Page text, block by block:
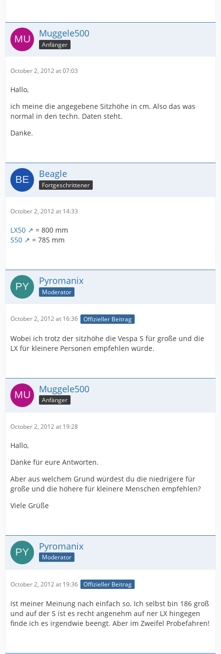
Muggele500
Anfänger
October 2, 2012 at 07:03
Hallo,
ich meine die angegebene Sitzhöhe in cm. Also das was
normal in den techn. Daten steht.
Danke.
Beagle
Fortgeschrittener
October 2, 2012 at 14:33
LX50
= 800 mm
S50
= 785 mm
Pyromanix
Moderator
October 2, 2012 at 16:36 Offizieller Beitrag
Wobei ich trotz der sitzhöhe die Vespa S für große und die
LX für kleinere Personen empfehlen würde.
Muggele500
Anfänger
October 2, 2012 at 19:28
Hallo,
Danke für eure Antworten.
Aber aus welchem Grund würdest du die niedrigere für
große und die höhere für kleinere Menschen empfehlen?
Viele Grüße
Pyromanix
Moderator
October 2, 2012 at 19:36 Offizieller Beitrag
Ist meiner Meinung nach einfach so. Ich selbst bin 186 groß
und auf der S ist es recht angenehm auf ner LX hingegen
finde ich es irgendwie beengt. Aber im Zweifel Probefahren!